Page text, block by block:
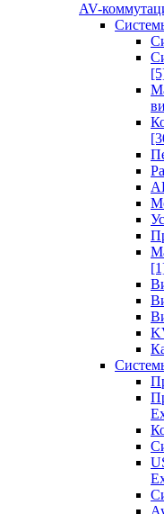
AV-